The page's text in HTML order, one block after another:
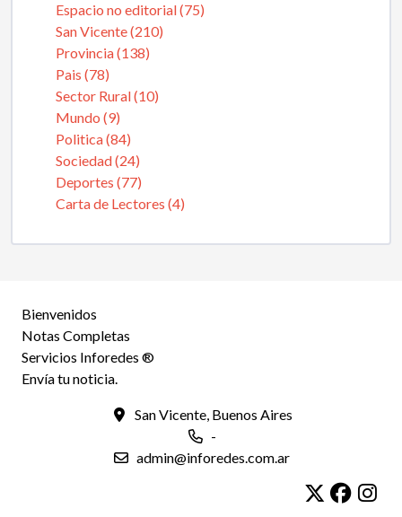
Espacio no editorial (75)
San Vicente (210)
Provincia (138)
Pais (78)
Sector Rural (10)
Mundo (9)
Politica (84)
Sociedad (24)
Deportes (77)
Carta de Lectores (4)
Bienvenidos
Notas Completas
Servicios Inforedes ®
Envía tu noticia.
San Vicente, Buenos Aires
-
admin@inforedes.com.ar